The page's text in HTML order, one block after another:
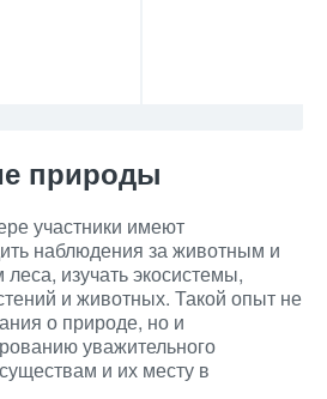
природы
участники имеют
наблюдения за животным и
изучать экосистемы,
и животных. Такой опыт не
о природе, но и
уважительного
и их месту в